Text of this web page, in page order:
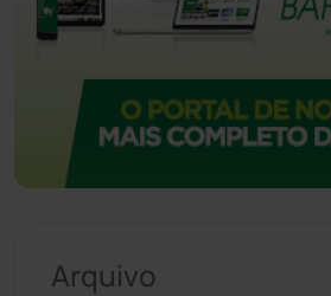
Arquivo